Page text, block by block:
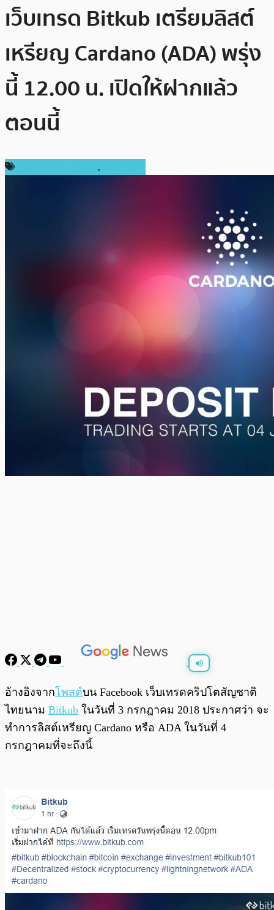
เว็บเทรด Bitkub เตรียมลิสต์
เหรียญ Cardano (ADA) พรุ่ง
นี้ 12.00 น. เปิดให้ฝากแล้ว
ตอนนี้
,
พร้อมเล่น 0:00 /
อ้างอิงจากโพสต์บน Facebook เว็บเทรดคริปโตสัญชาติ
ไทยนาม Bitkub ในวันที่ 3 กรกฎาคม 2018 ประกาศว่า จะ
ทำการลิสต์เหรียญ Cardano หรือ ADA ในวันที่ 4
กรกฎาคมที่จะถึงนี้